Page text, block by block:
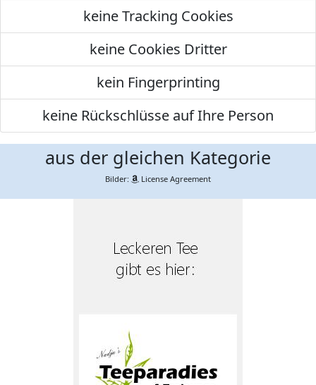
keine Tracking Cookies
keine Cookies Dritter
kein Fingerprinting
keine Rückschlüsse auf Ihre Person
aus der gleichen Kategorie
Bilder: License Agreement